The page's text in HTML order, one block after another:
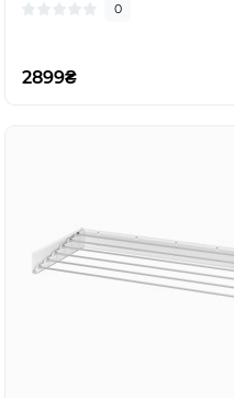
0
2899₴